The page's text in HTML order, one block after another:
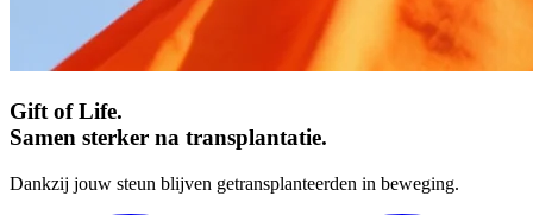
Gift of Life.
Samen sterker na transplantatie.
Dankzij jouw steun blijven getransplanteerden in beweging.